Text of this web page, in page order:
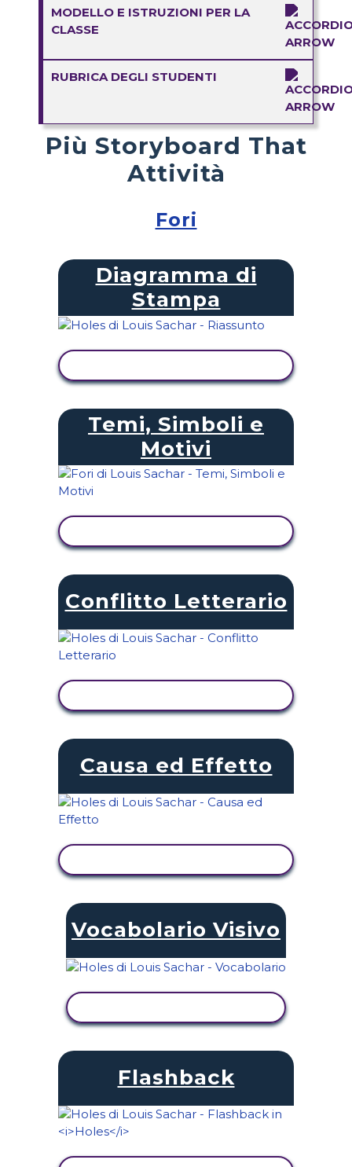
MODELLO E ISTRUZIONI PER LA
CLASSE
RUBRICA DEGLI STUDENTI
Più Storyboard That
Attività
Fori
Diagramma di
Stampa
Temi, Simboli e
Motivi
Conflitto Letterario
Causa ed Effetto
Vocabolario Visivo
Flashback